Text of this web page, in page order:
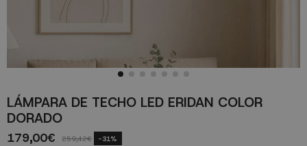
LÁMPARA DE TECHO LED ERIDAN COLOR
DORADO
179,00€ 259,42€ -31%